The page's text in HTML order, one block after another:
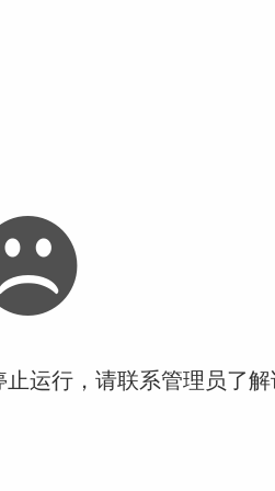
运行，请联系管理员了